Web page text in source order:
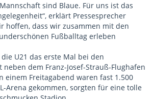
sind Blaue. Für uns ist das
erklärt Pressesprecher
hoffen, dass wir zusammen mit den
Fußballtag erleben
U21 das erste Mal bei den
dem Franz-Josef-Strauß-Flughafen
einem Freitagabend waren fast 1.500
Arena gekommen, sorgten für eine tolle